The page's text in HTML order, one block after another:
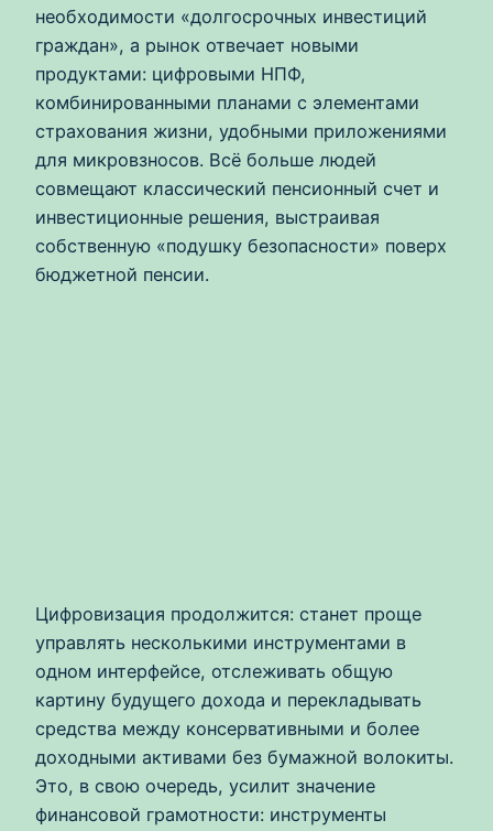
необходимости «долгосрочных инвестиций
граждан», а рынок отвечает новыми
продуктами: цифровыми НПФ,
комбинированными планами с элементами
страхования жизни, удобными приложениями
для микровзносов. Всё больше людей
совмещают классический пенсионный счет и
инвестиционные решения, выстраивая
собственную «подушку безопасности» поверх
бюджетной пенсии.
Цифровизация продолжится: станет проще
управлять несколькими инструментами в
одном интерфейсе, отслеживать общую
картину будущего дохода и перекладывать
средства между консервативными и более
доходными активами без бумажной волокиты.
Это, в свою очередь, усилит значение
финансовой грамотности: инструменты